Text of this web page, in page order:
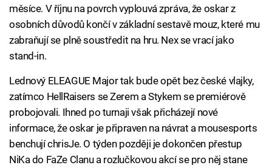
měsíce. V říjnu na povrch vyplouvá zpráva, že oskar z
osobních důvodů končí v základní sestavě mouz, které mu
zabraňují se plně soustředit na hru. Nex se vrací jako
stand-in.
Lednový ELEAGUE Major tak bude opět bez české vlajky,
zatímco HellRaisers se Zerem a Stykem se premiérově
probojovali. Ihned po turnaji však přicházejí nové
informace, že oskar je připraven na návrat a mousesports
benchují chrisJe. O týden později je dokončen přestup
NiKa do FaZe Clanu a rozlučkovou akcí se pro něj stane